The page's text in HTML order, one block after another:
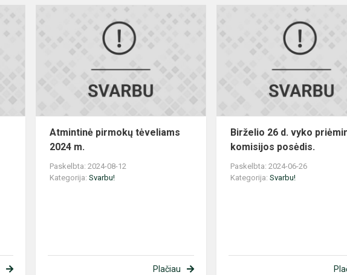
Atmintinė pirmokų tėveliams
2024 m.
Paskelbta: 2024-08-12
Kategorija:Svarbu!
Plačiau
Birželio 26 d. vyko
komisijos posėdis.
Paskelbta: 2024-06-26
Kategorija:Svarbu!